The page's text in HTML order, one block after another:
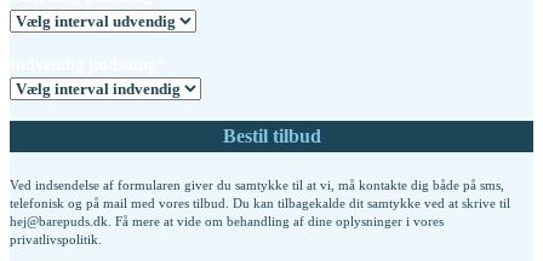
Ved indsendelse af formularen giver du samtykke til at vi, må kontakte dig både på sms,
telefonisk og på mail med vores tilbud. Du kan tilbagekalde dit samtykke ved at skrive til
hej@barepuds.dk. Få mere at vide om behandling af dine oplysninger i vores
privatlivspolitik